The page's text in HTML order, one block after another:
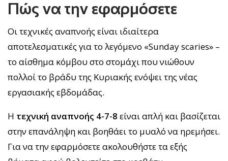
Πώς να την εφαρμόσετε
Οι τεχνικές αναπνοής είναι ιδιαίτερα
αποτελεσματικές για το λεγόμενο «Sunday scaries» –
το αίσθημα κόμβου στο στομάχι που νιώθουν
πολλοί το βράδυ της Κυριακής ενόψει της νέας
εργασιακής εβδομάδας.
Η τεχνική αναπνοής 4-7-8 είναι απλή και βασίζεται
στην επανάληψη και βοηθάει το μυαλό να ηρεμήσει.
Για να την εφαρμόσετε ακολουθήστε τα εξής